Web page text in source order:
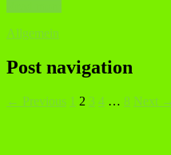
Allgemein
Post navigation
← Previous 1 2 3 4 … 8 Next →